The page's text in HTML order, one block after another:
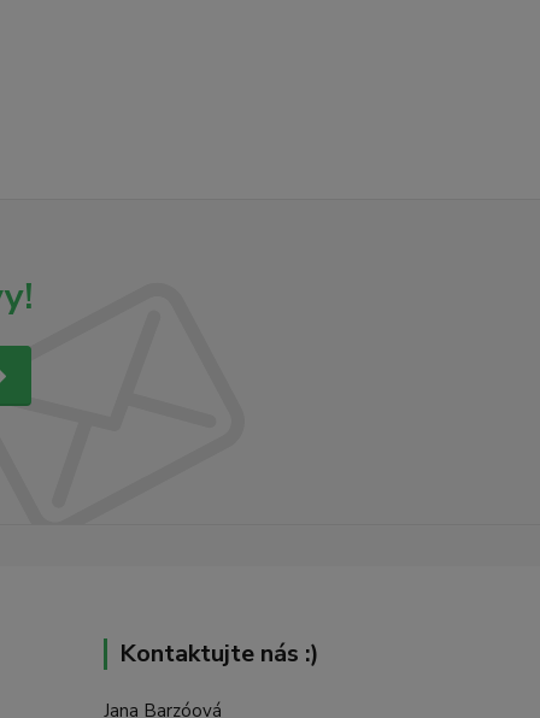
Kontaktujte nás :)
Jana Barzóová